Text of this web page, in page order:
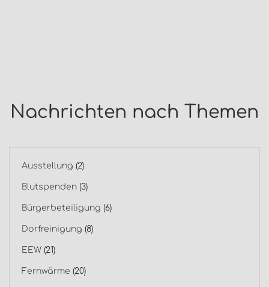
Nachrichten nach Themen
Ausstellung (2)
Blutspenden (3)
Bürgerbeteiligung (6)
Dorfreinigung (8)
EEW (21)
Fernwärme (20)